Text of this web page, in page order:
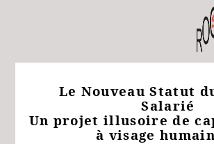
Le Nouveau Statut
Salarié
Un projet illusoire de
à visage humain